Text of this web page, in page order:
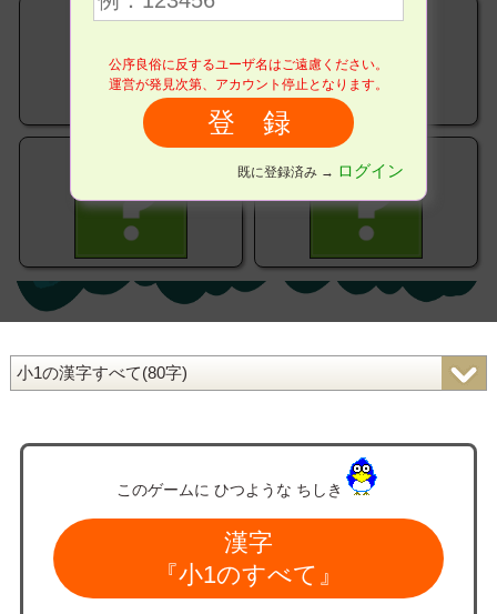
公序良俗に反するユーザ名はご遠慮ください。
運営が発見次第、アカウント停止となります。
既に登録済み → ログイン
このゲームに ひつような ちしき
漢字
『小1のすべて』